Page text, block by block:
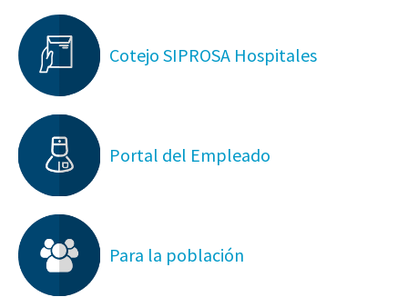
Cotejo SIPROSA Hospitales
Portal del Empleado
Para la población